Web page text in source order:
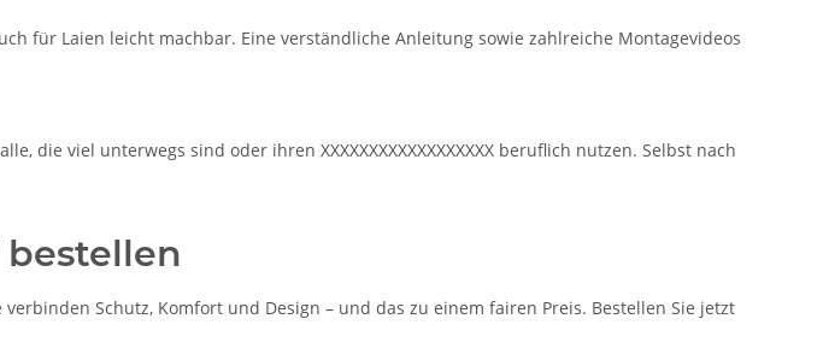
für Laien leicht machbar. Eine verständliche Anleitung sowie zahlreiche Montagevideos
viel unterwegs sind oder ihren XXXXXXXXXXXXXXXXXX beruflich nutzen. Selbst nach
bestellen
Schutz, Komfort und Design – und das zu einem fairen Preis. Bestellen Sie jetzt